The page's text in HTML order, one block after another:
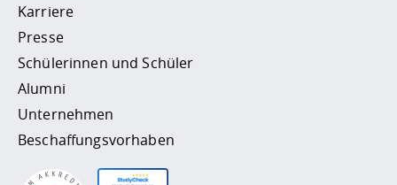
Karriere
Presse
Schülerinnen und Schüler
Alumni
Unternehmen
Beschaffungsvorhaben